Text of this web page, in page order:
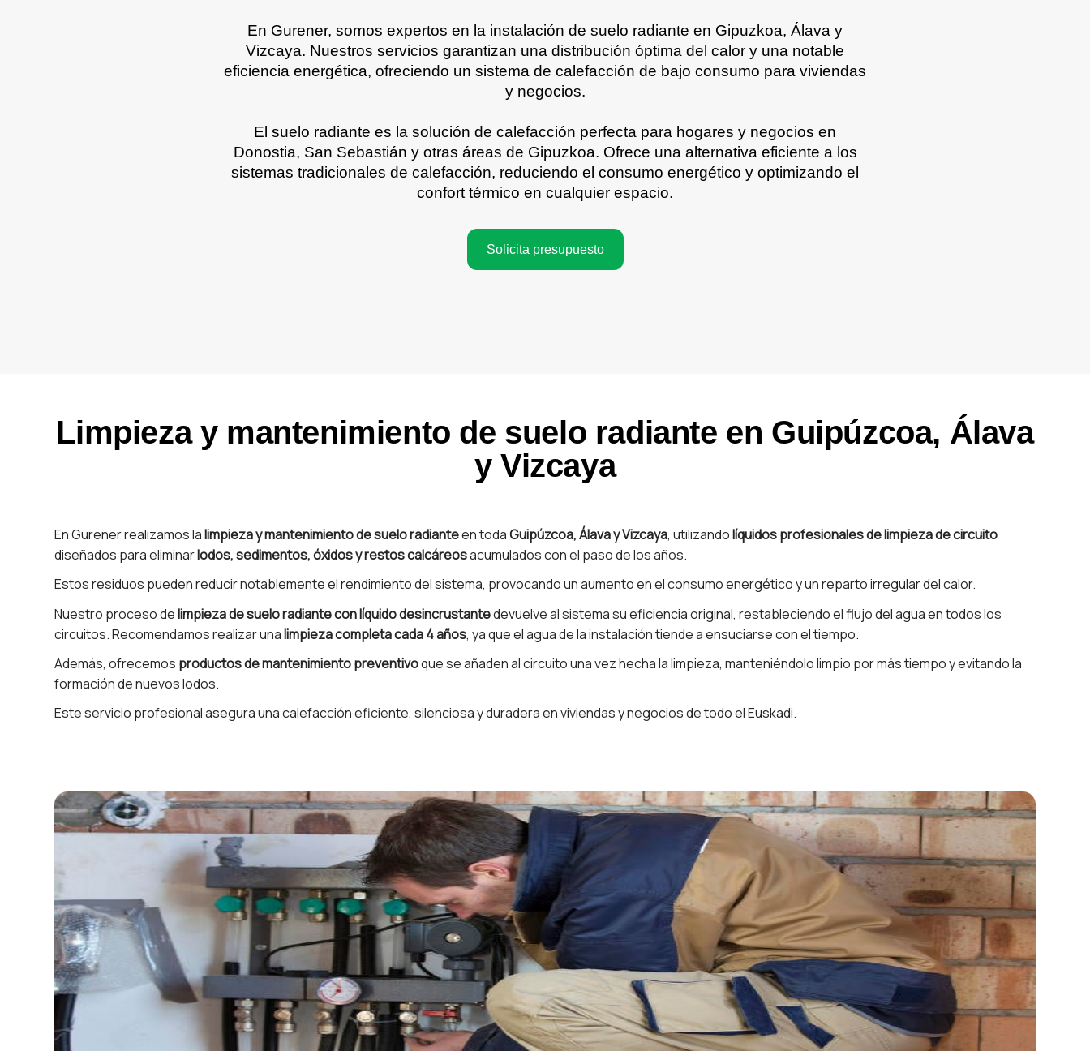
En Gurener, somos expertos en la instalación de suelo radiante en Gipuzkoa, Álava y
Vizcaya. Nuestros servicios garantizan una distribución óptima del calor y una notable
eficiencia energética, ofreciendo un sistema de calefacción de bajo consumo para viviendas
y negocios.
El suelo radiante es la solución de calefacción perfecta para hogares y negocios en
Donostia, San Sebastián y otras áreas de Gipuzkoa. Ofrece una alternativa eficiente a los
sistemas tradicionales de calefacción, reduciendo el consumo energético y optimizando el
confort térmico en cualquier espacio.
Solicita presupuesto
Limpieza y mantenimiento de suelo radiante en Guipúzcoa, Álava
y Vizcaya
En Gurener realizamos lalimpieza y mantenimiento de suelo radianteen todaGuipúzcoa, Álava y Vizcaya, utilizandolíquidos profesionales de limpieza de circuito
diseñados para eliminarlodos, sedimentos, óxidos y restos calcáreosacumulados con el paso de los años.
Estos residuos pueden reducir notablemente el rendimiento del sistema, provocando un aumento en el consumo energético y un reparto irregular del calor.
Nuestro proceso delimpieza de suelo radiante con líquido desincrustantedevuelve al sistema su eficiencia original, restableciendo el flujo del agua en todos los
circuitos. Recomendamos realizar unalimpieza completa cada 4 años, ya que el agua de la instalación tiende a ensuciarse con el tiempo.
Además, ofrecemos productos de mantenimiento preventivoque se añaden al circuito una vez hecha la limpieza, manteniéndolo limpio por más tiempo y evitando la
formación de nuevos lodos.
Este servicio profesional asegura una calefacción eficiente, silenciosa y duradera en viviendas y negocios de todo el Euskadi.